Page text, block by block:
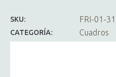
SKU: FRI-01-
CATEGORÍA: Cuadros